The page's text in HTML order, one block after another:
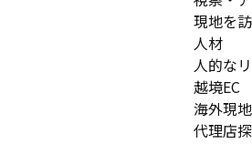
現地を
人材
人的な
越境EC
海外現
代理店